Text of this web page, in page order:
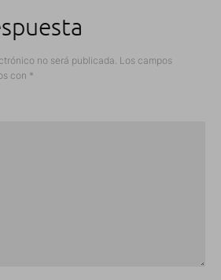
no será publicada. Los campos
con *